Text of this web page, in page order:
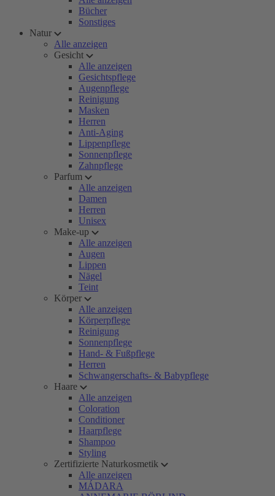
Bücher
Sonstiges
Natur
Alle anzeigen
Gesicht
Alle anzeigen
Gesichtspflege
Augenpflege
Reinigung
Masken
Herren
Anti-Aging
Lippenpflege
Sonnenpflege
Zahnpflege
Parfum
Alle anzeigen
Damen
Herren
Unisex
Make-up
Alle anzeigen
Augen
Lippen
Nägel
Teint
Körper
Alle anzeigen
Körperpflege
Reinigung
Sonnenpflege
Hand- & Fußpflege
Herren
Schwangerschafts- & Babypflege
Haare
Alle anzeigen
Coloration
Conditioner
Haarpflege
Shampoo
Styling
Zertifizierte Naturkosmetik
Alle anzeigen
MÁDARA